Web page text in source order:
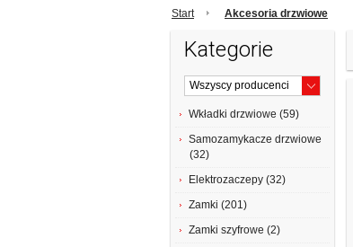
Start Akcesoria drzwiowe
Kategorie
Wkładki drzwiowe (59)
Samozamykacze drzwiowe
(32)
Elektrozaczepy (32)
Zamki (201)
Zamki szyfrowe (2)